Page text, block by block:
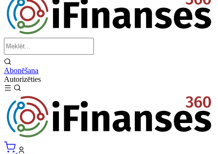
Abonēšana
Autorizēties